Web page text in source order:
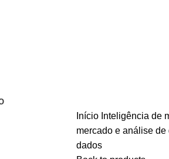
Início Inteligência de
mercado e análise de
dados